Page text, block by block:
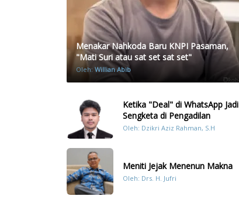
Menakar Nahkoda Baru KNPI Pasaman,
"Mati Suri atau sat set sat set"
Oleh: Willian Abib
Ketika "Deal" di WhatsApp Jadi
Sengketa di Pengadilan
Oleh: Dzikri Aziz Rahman, S.H
Meniti Jejak Menenun Makna
Oleh: Drs. H. Jufri